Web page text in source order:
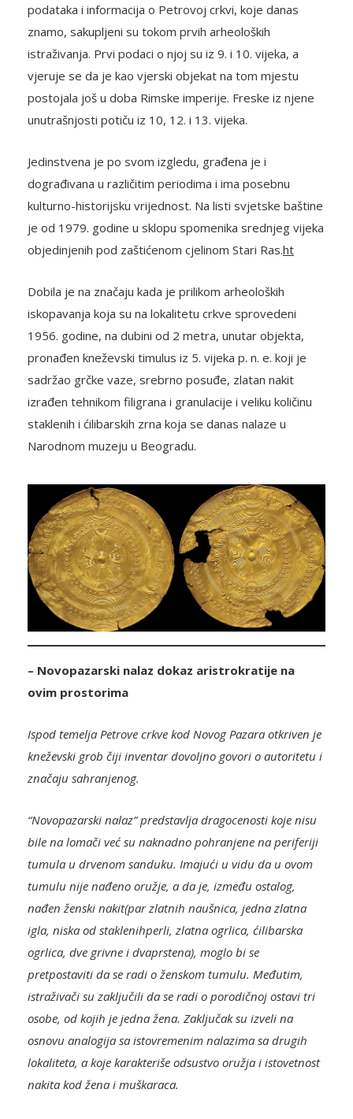
podataka i informacija o Petrovoj crkvi, koje danas
znamo, sakupljeni su tokom prvih arheoloških
istraživanja. Prvi podaci o njoj su iz 9. i 10. vijeka, a
vjeruje se da je kao vjerski objekat na tom mjestu
postojala još u doba Rimske imperije. Freske iz njene
unutrašnjosti potiču iz 10, 12. i 13. vijeka.
Jedinstvena je po svom izgledu, građena je i
dograđivana u različitim periodima i ima posebnu
kulturno-historijsku vrijednost. Na listi svjetske baštine
je od 1979. godine u sklopu spomenika srednjeg vijeka
objedinjenih pod zaštićenom cjelinom Stari Ras.ht
Dobila je na značaju kada je prilikom arheoloških
iskopavanja koja su na lokalitetu crkve sprovedeni
1956. godine, na dubini od 2 metra, unutar objekta,
pronađen kneževski timulus iz 5. vijeka p. n. e. koji je
sadržao grčke vaze, srebrno posuđe, zlatan nakit
izrađen tehnikom filigrana i granulacije i veliku količinu
staklenih i ćilibarskih zrna koja se danas nalaze u
Narodnom muzeju u Beogradu.
– Novopazarski nalaz dokaz aristrokratije na
ovim prostorima
Ispod temelja Petrove crkve kod Novog Pazara otkriven je
kneževski grob čiji inventar dovoljno govori o autoritetu i
značaju sahranjenog.
“Novopazarski nalaz” predstavlja dragocenosti koje nisu
bile na lomači već su naknadno pohranjene na periferiji
tumula u drvenom sanduku. Imajući u vidu da u ovom
tumulu nije nađeno oružje, a da je, između ostalog,
nađen ženski nakit(par zlatnih naušnica, jedna zlatna
igla, niska od staklenihperli, zlatna ogrlica, ćilibarska
ogrlica, dve grivne i dvaprstena), moglo bi se
pretpostaviti da se radi o ženskom tumulu. Međutim,
istraživači su zaključili da se radi o porodičnoj ostavi tri
osobe, od kojih je jedna žena. Zaključak su izveli na
osnovu analogija sa istovremenim nalazima sa drugih
lokaliteta, a koje karakteriše odsustvo oružja i istovetnost
nakita kod žena i muškaraca.